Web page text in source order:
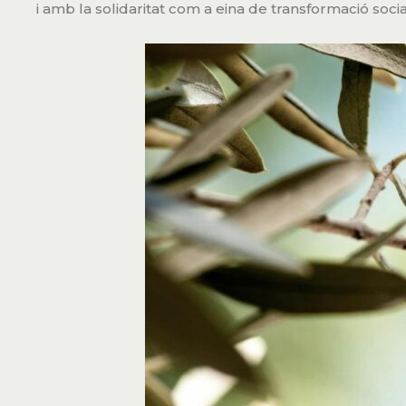
i amb la solidaritat com a eina de transformació